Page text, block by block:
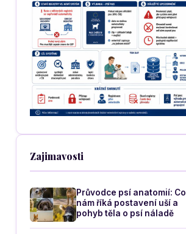
Zajimavosti
Průvodce psí anatomií: Co
nám říká postavení uší a
pohyb těla o psí náladě